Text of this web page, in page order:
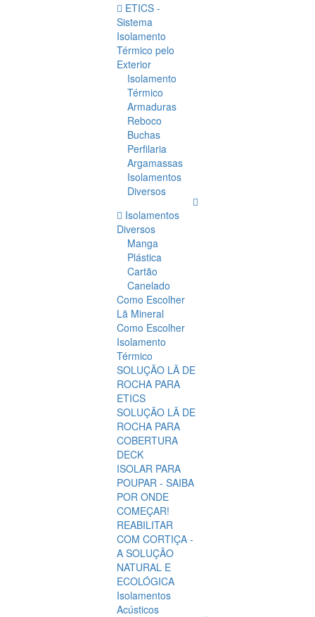
ETICS -
Sistema
Isolamento
Térmico pelo
Exterior
Isolamento
Térmico
Armaduras
Reboco
Buchas
Perfilaria
Argamassas
Isolamentos
Diversos
Isolamentos
Diversos
Manga
Plástica
Cartão
Canelado
Como Escolher
Lã Mineral
Como Escolher
Isolamento
Térmico
SOLUÇÃO LÃ DE
ROCHA PARA
ETICS
SOLUÇÃO LÃ DE
ROCHA PARA
COBERTURA
DECK
ISOLAR PARA
POUPAR - SAIBA
POR ONDE
COMEÇAR!
REABILITAR
COM CORTIÇA -
A SOLUÇÃO
NATURAL E
ECOLÓGICA
Isolamentos
Acústicos